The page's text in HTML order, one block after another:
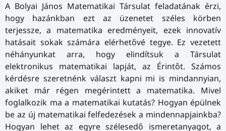
A Bolyai János Matematikai Társulat feladatának érzi,
hogy hazánkban ezt az üzenetet széles körben
terjessze, a matematika eredményeit, ezek innovatív
hatásait sokak számára elérhetővé tegye. Ez vezetett
néhányunkat arra, hogy elindítsuk a Társulat
elektronikus matematikai lapját, az Érintőt. Számos
kérdésre szeretnénk választ kapni mi is mindannyian,
akiket már régen megérintett a matematika. Mivel
foglalkozik ma a matematikai kutatás? Hogyan épülnek
be az új matematikai felfedezések a mindennapjainkba?
Hogyan lehet az egyre szélesedő ismeretanyagot, a